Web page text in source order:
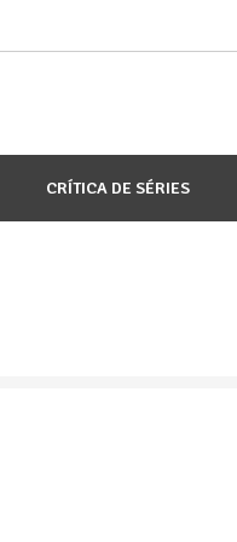
CRÍTICA DE SÉRIES